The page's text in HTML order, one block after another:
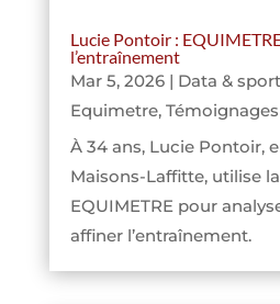
Lucie Pontoir :
l’entraînement
Mar 5, 2026| Data & sport
Equimetre, Témoignages
À 34 ans, Lucie Pontoir,
Maisons-Laffitte, utilise
EQUIMETRE pour
affiner l’entraînement.